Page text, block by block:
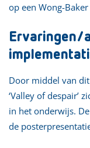
op een Wong-Baker
Ervaringen/
Door middel van
‘Valley of despair’
in het onderwijs.
de